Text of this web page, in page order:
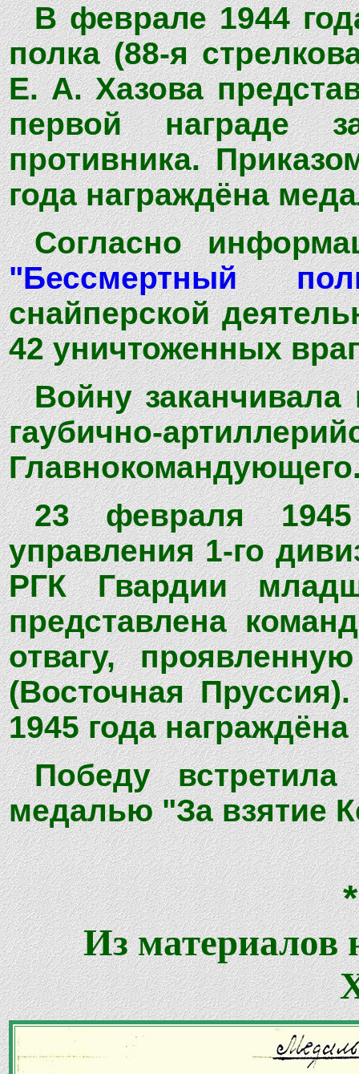
В феврале 1944
полка (88-я
Е. А. Хазова
первой награде
противника.
года награждёна
Согласно
"Бессмертный
снайперской
42 уничтоженных
Войну заканчивала
гаубично-
23 февраля
управления 1-го
РГК Гвардии
представлена
отвагу,
(Восточная
1945 года
Победу встретила
медалью "За взятие
Из материалов